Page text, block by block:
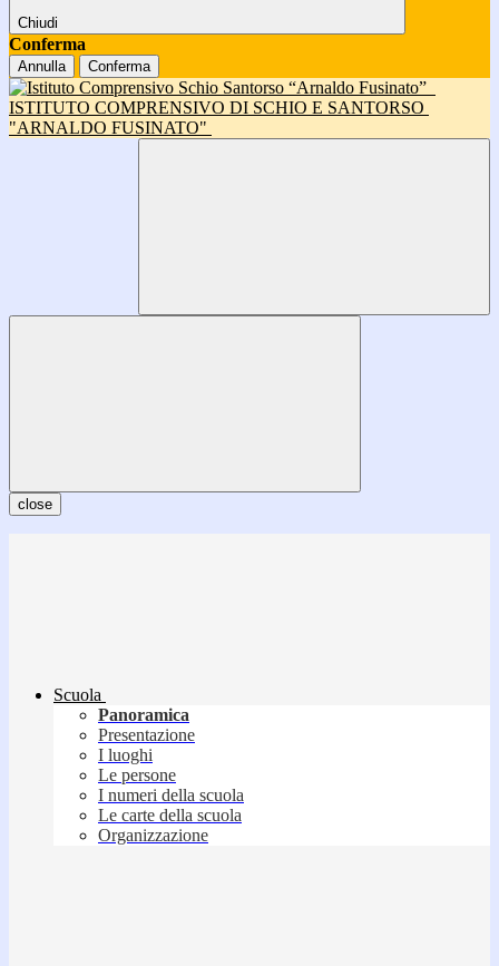
Chiudi
Conferma
Annulla Conferma
ISTITUTO COMPRENSIVO DI SCHIO E SANTORSO
"ARNALDO FUSINATO"
close
Scuola
Panoramica
Presentazione
I luoghi
Le persone
I numeri della scuola
Le carte della scuola
Organizzazione